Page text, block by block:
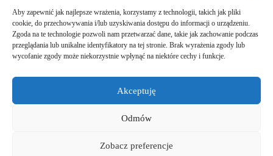
Aby zapewnić jak najlepsze wrażenia, korzystamy z technologii, takich jak pliki
cookie, do przechowywania i/lub uzyskiwania dostępu do informacji o urządzeniu.
Zgoda na te technologie pozwoli nam przetwarzać dane, takie jak zachowanie podczas
przeglądania lub unikalne identyfikatory na tej stronie. Brak wyrażenia zgody lub
wycofanie zgody może niekorzystnie wpłynąć na niektóre cechy i funkcje.
Akceptuję
Odmów
Zobacz preferencje
Jak kupować?
Częste pytania
Polityka prywatności